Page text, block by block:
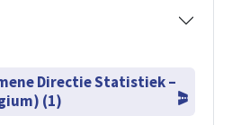
Directie Statistiek –
(1)